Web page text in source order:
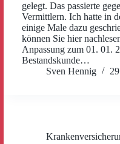
gelegt. Das passierte
Vermittlern. Ich hatte in
einige Male dazu
können Sie hier
Anpassung zum 01. 01.
Bestandskunde…
Sven Hennig